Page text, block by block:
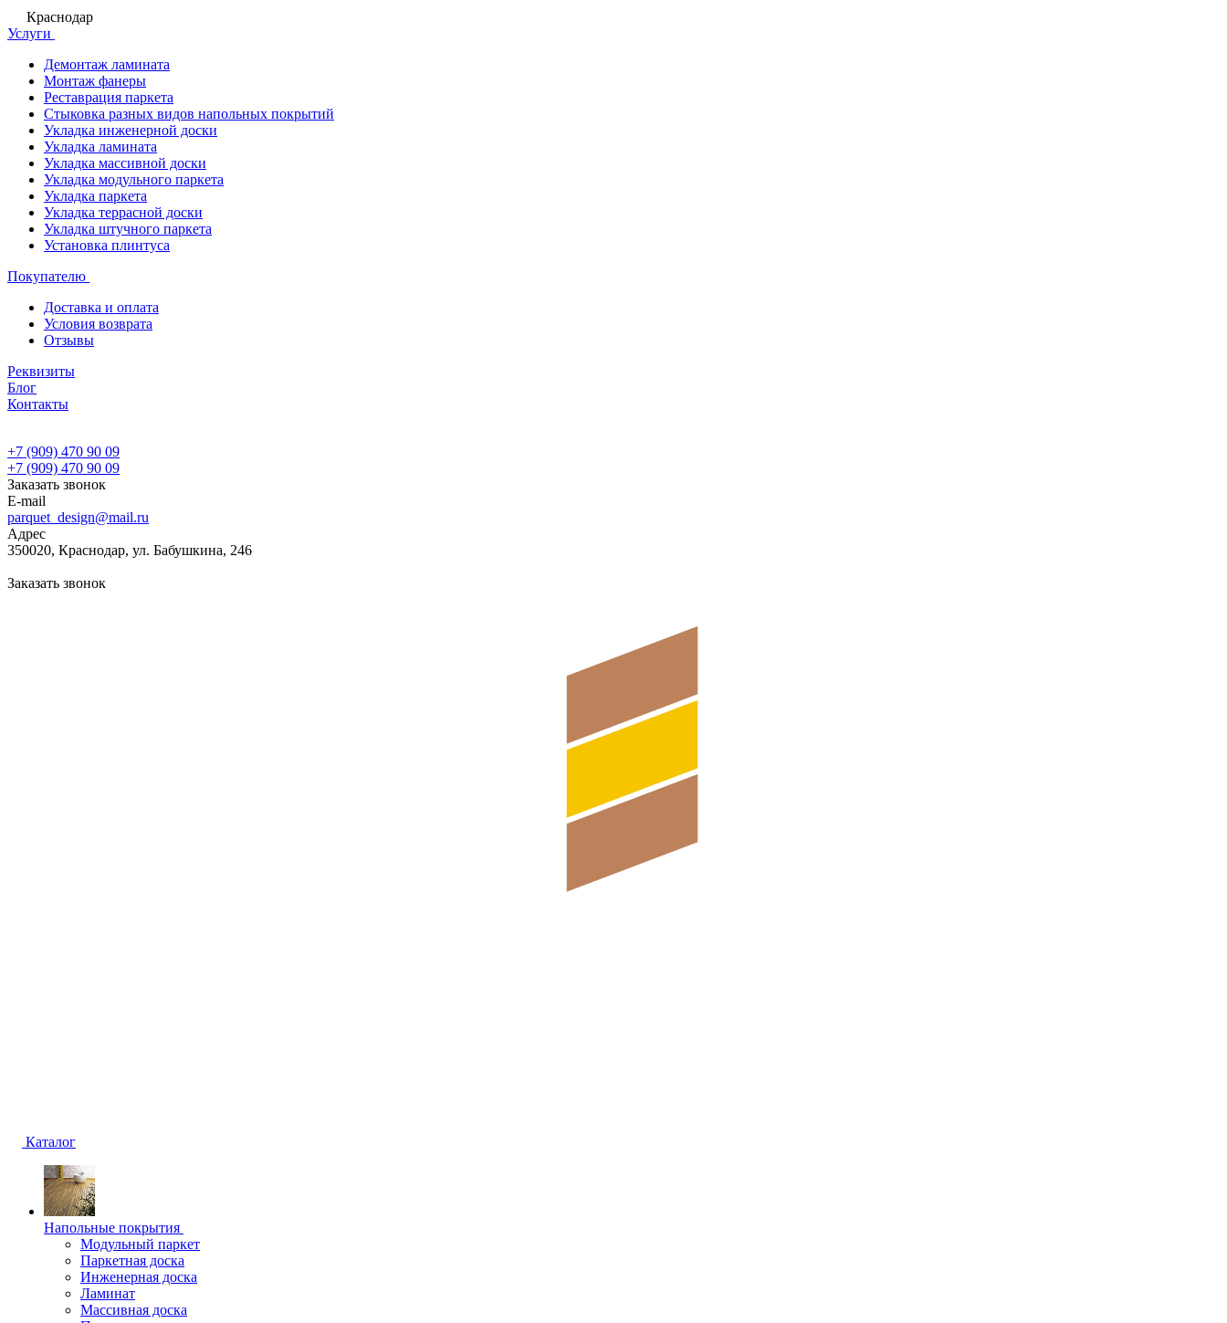
Краснодар
Услуги
Демонтаж ламината
Монтаж фанеры
Реставрация паркета
Стыковка разных видов напольных покрытий
Укладка инженерной доски
Укладка ламината
Укладка массивной доски
Укладка модульного паркета
Укладка паркета
Укладка террасной доски
Укладка штучного паркета
Установка плинтуса
Покупателю
Доставка и оплата
Условия возврата
Отзывы
Реквизиты
Блог
Контакты
+7 (909) 470 90 09
+7 (909) 470 90 09
Заказать звонок
E-mail
parquet_design@mail.ru
Адрес
350020, Краснодар, ул. Бабушкина, 246
Заказать звонок
Каталог
Напольные покрытия
Модульный паркет
Паркетная доска
Инженерная доска
Ламинат
Массивная доска